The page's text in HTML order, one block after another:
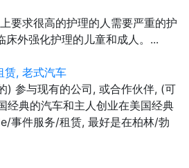
要求很高的护理的人需要严重的护
床外强化护理的儿童和成人。...
赁, 老式汽车
) 参与现有的公司, 或合作伙伴, (可
经典的汽车和主人创业在美国经典
事件服务/租赁, 最好是在柏林/勃